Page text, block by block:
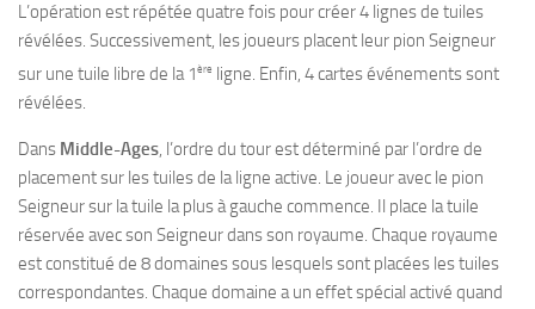
L’opération est répétée quatre fois pour créer 4 lignes de tuiles
révélées. Successivement, les joueurs placent leur pion Seigneur
sur une tuile libre de la 1ère ligne. Enfin, 4 cartes événements sont
révélées.
Dans Middle-Ages, l’ordre du tour est déterminé par l’ordre de
placement sur les tuiles de la ligne active. Le joueur avec le pion
Seigneur sur la tuile la plus à gauche commence. Il place la tuile
réservée avec son Seigneur dans son royaume. Chaque royaume
est constitué de 8 domaines sous lesquels sont placées les tuiles
correspondantes. Chaque domaine a un effet spécial activé quand